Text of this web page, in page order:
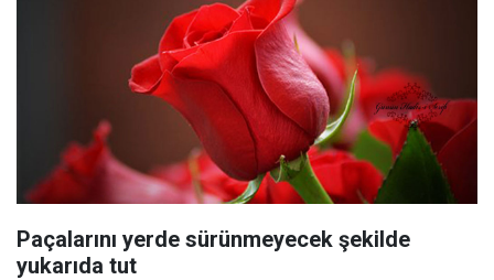
Paçalarını yerde sürünmeyecek şekilde
yukarıda tut